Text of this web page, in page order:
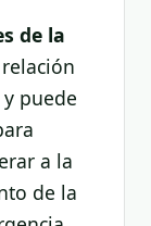
de la
puede
a la
de la